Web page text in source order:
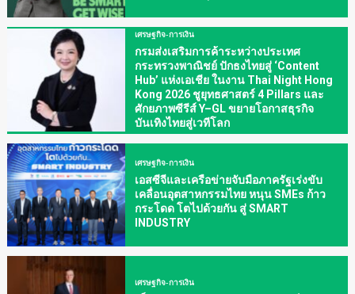
เศรษฐกิจ-การเงิน
กรมส่งเสริมการค้าระหว่างประเทศ
กระทรวงพาณิชย์ ปักธงไทยสู่ ‘Content
Hub’ แห่งเอเชีย ในงาน Thai Night Hong
Kong 2026 ชูยุทธศาสตร์ 4 Pillars และ
ศักยภาพซีรีส์ Y–GL ขยายโอกาสธุรกิจ
บันเทิงไทยสู่เวทีโลก
เศรษฐกิจ-การเงิน
เอสซีจีและเครือข่ายจับมือภาครัฐเร่งขับ
เคลื่อนอุตสาหกรรมไทย หนุน SMEs ก้าว
กระโดด โตไปด้วยกัน สู่ SMART
INDUSTRY
เศรษฐกิจ-การเงิน